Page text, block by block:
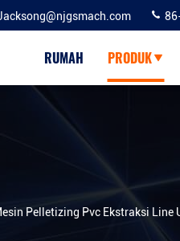
RUMAH PRODUK
Pelletizing Pvc Ekstraksi